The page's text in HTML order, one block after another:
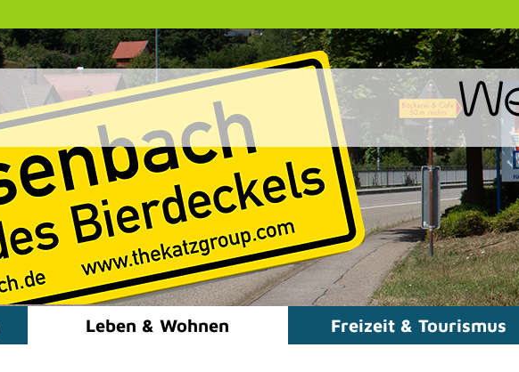
Leben & Wohnen Freizeit & Tourismus